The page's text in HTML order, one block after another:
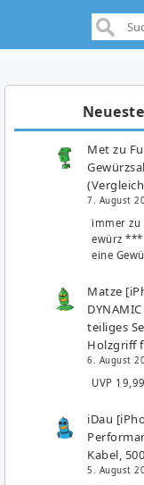
Met zu
7. August
immer zu
ewürz ***
eine
Matze
teiliges
Holzgriff
6. August
UVP
iDau
Kabel,
5. August